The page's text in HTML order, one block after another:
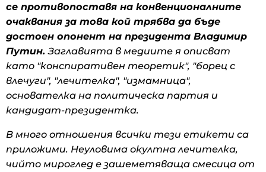
се противопоставя на конвенционалните
очаквания за това кой трябва да бъде
достоен опонент на президента Владимир
Путин.Заглавията в медиите я описват
като "конспиративен теоретик", "борец с
влечуги", "лечителка", "измамница",
основателка на политическа партия и
кандидат-президентка.
В много отношения всички тези етикети са
приложими. Неуловима окултна лечителка,
чийто мироглед е зашеметяваща смесица от